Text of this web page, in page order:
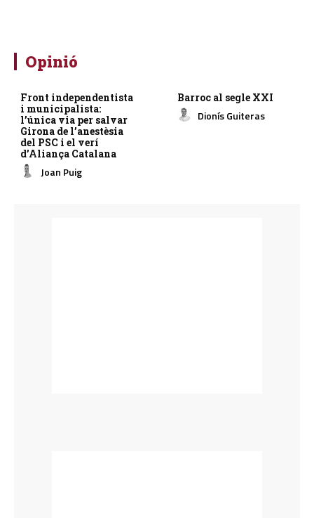
Opinió
Front independentista
i municipalista:
l’única via per salvar
Girona de l’anestèsia
del PSC i el verí
d’Aliança Catalana
Joan Puig
Barroc al segle XXI
Dionís Guiteras